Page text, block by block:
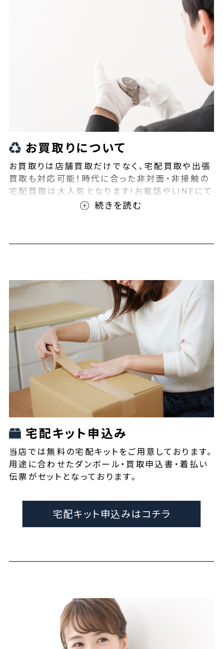
お買取りについて
お買取りは店舗買取だけでなく、宅配買取や出張
買取も対応可能！時代に合った非対面・非接触の
宅配買取は大人気となります!お電話やLINEにて
事前査定が可能となっております！また無料の宅
宅配キット申込み
当店では無料の宅配キットをご用意しております。
用途に合わせたダンボール・買取申込書・着払い
伝票がセットとなっております。
宅配キット申込みはコチラ